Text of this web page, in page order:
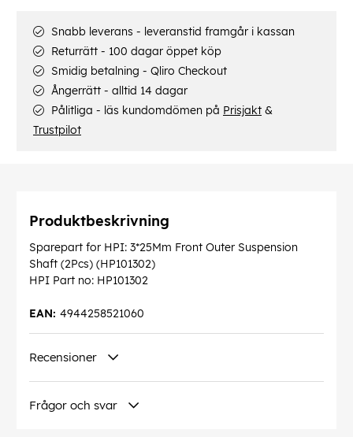
Snabb leverans - leveranstid framgår i kassan
Returrätt - 100 dagar öppet köp
Smidig betalning - Qliro Checkout
Ångerrätt - alltid 14 dagar
Pålitliga - läs kundomdömen på Prisjakt &
Trustpilot
Produktbeskrivning
Sparepart for HPI: 3*25Mm Front Outer Suspension
Shaft (2Pcs) (HP101302)
HPI Part no: HP101302
4944258521060
EAN:
Recensioner
Frågor och svar